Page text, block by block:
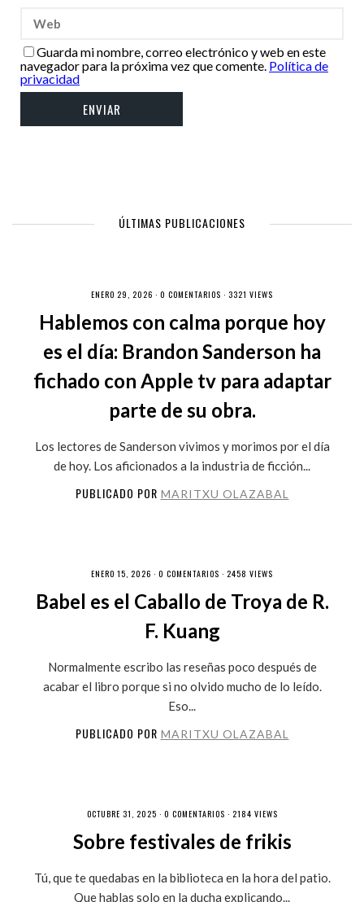
Guarda mi nombre, correo electrónico y web en este
navegador para la próxima vez que comente. Política de
privacidad
ÚLTIMAS PUBLICACIONES
ENERO 29, 2026 · 0 COMENTARIOS · 3321 VIEWS
Hablemos con calma porque hoy
es el día: Brandon Sanderson ha
fichado con Apple tv para adaptar
parte de su obra.
Los lectores de Sanderson vivimos y morimos por el día
de hoy. Los aficionados a la industria de ficción...
PUBLICADO POR MARITXU OLAZABAL
ENERO 15, 2026 · 0 COMENTARIOS · 2458 VIEWS
Babel es el Caballo de Troya de R.
F. Kuang
Normalmente escribo las reseñas poco después de
acabar el libro porque si no olvido mucho de lo leído.
Eso...
PUBLICADO POR MARITXU OLAZABAL
OCTUBRE 31, 2025 · 0 COMENTARIOS · 2184 VIEWS
Sobre festivales de frikis
Tú, que te quedabas en la biblioteca en la hora del patio.
Que hablas solo en la ducha explicando...